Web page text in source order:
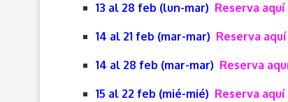
13 al 28 feb (lun-mar) Reserva aquí
14 al 21 feb (mar-mar) Reserva aquí
14 al 28 feb (mar-mar) Reserva
15 al 22 feb (mié-mié) Reserva aquí